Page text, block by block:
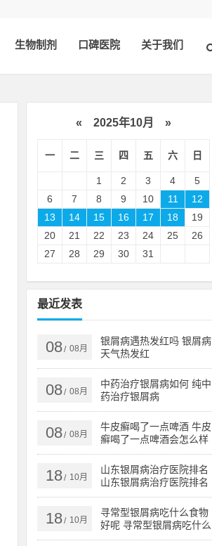
生物制剂 口碑医院 关于我们
« 2025年10月 »
一 二 三 四 五 六 日
1 2 3 4
5
6
7 8 9 10 11
12
13
14 15 16 17 18
19
20
21 22 23 24 25
26
27
28 29 30 31
最近发表
08/ 08月
银屑病遇热发红吗 银屑病
天气热发红
08/ 08月
中药治疗银屑病如何 纯中
药治疗银屑病
08/ 08月
牛皮癣喝了一点啤酒 牛皮
癣喝了一点啤酒会怎么样
18/ 10月
山东银屑病治疗医院排名
山东银屑病治疗医院排名
榜
18/ 10月
寻常型银屑病吃什么食物
好呢 寻常型银屑病吃什么
药效果好